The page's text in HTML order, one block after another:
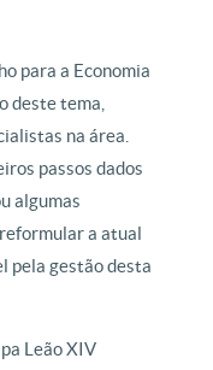
para a Economia
deste tema,
na área.
passos dados
algumas
a atual
pela gestão desta
Leão XIV